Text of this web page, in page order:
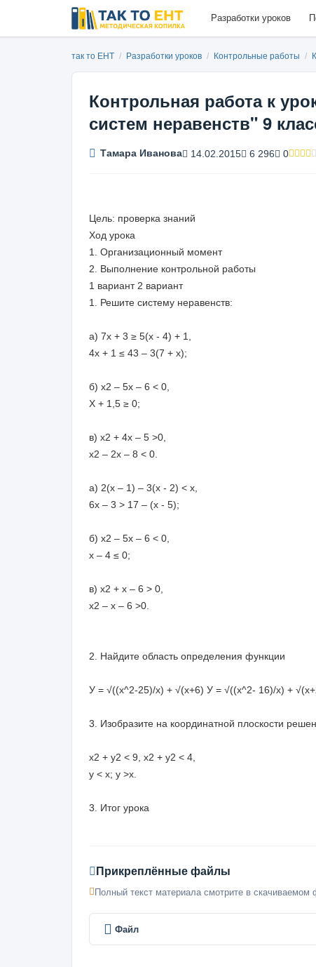
Разработки уроков
так то ЕНТ / Разработки уроков / Контрольные работы /
Контрольная работа к
систем неравенств" 9
Тамара Иванова 14.02.2015 6 296 0
Цель: проверка знаний
Ход урока
1. Организационный момент
2. Выполнение контрольной работы
1 вариант 2 вариант
1. Решите систему неравенств:
а) 7х + 3 ≥ 5(х - 4) + 1,
4х + 1 ≤ 43 – 3(7 + х);
б) х2 – 5х – 6 < 0,
Х + 1,5 ≥ 0;
в) х2 + 4х – 5 >0,
х2 – 2х – 8 < 0.
а) 2(х – 1) – 3(х - 2) < х,
6х – 3 > 17 – (х - 5);
б) х2 – 5х – 6 < 0,
х – 4 ≤ 0;
в) х2 + х – 6 > 0,
х2 – х – 6 >0.
2. Найдите область определения функции
У = √((x^2-25)/х) + √(х+6) У = √((x^2- 16)/х) +
3. Изобразите на координатной плоскости
х2 + у2 < 9, х2 + у2 < 4,
у < х; у >х.
3. Итог урока
Прикреплённые файлы
Полный текст материала смотрите в
Файл